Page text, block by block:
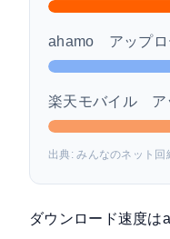
ahamo アップロ
楽天モバイル ア
出典: みんなのネット回
ダウンロード速度は